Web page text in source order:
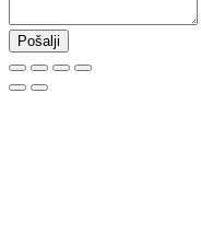
Pošalji